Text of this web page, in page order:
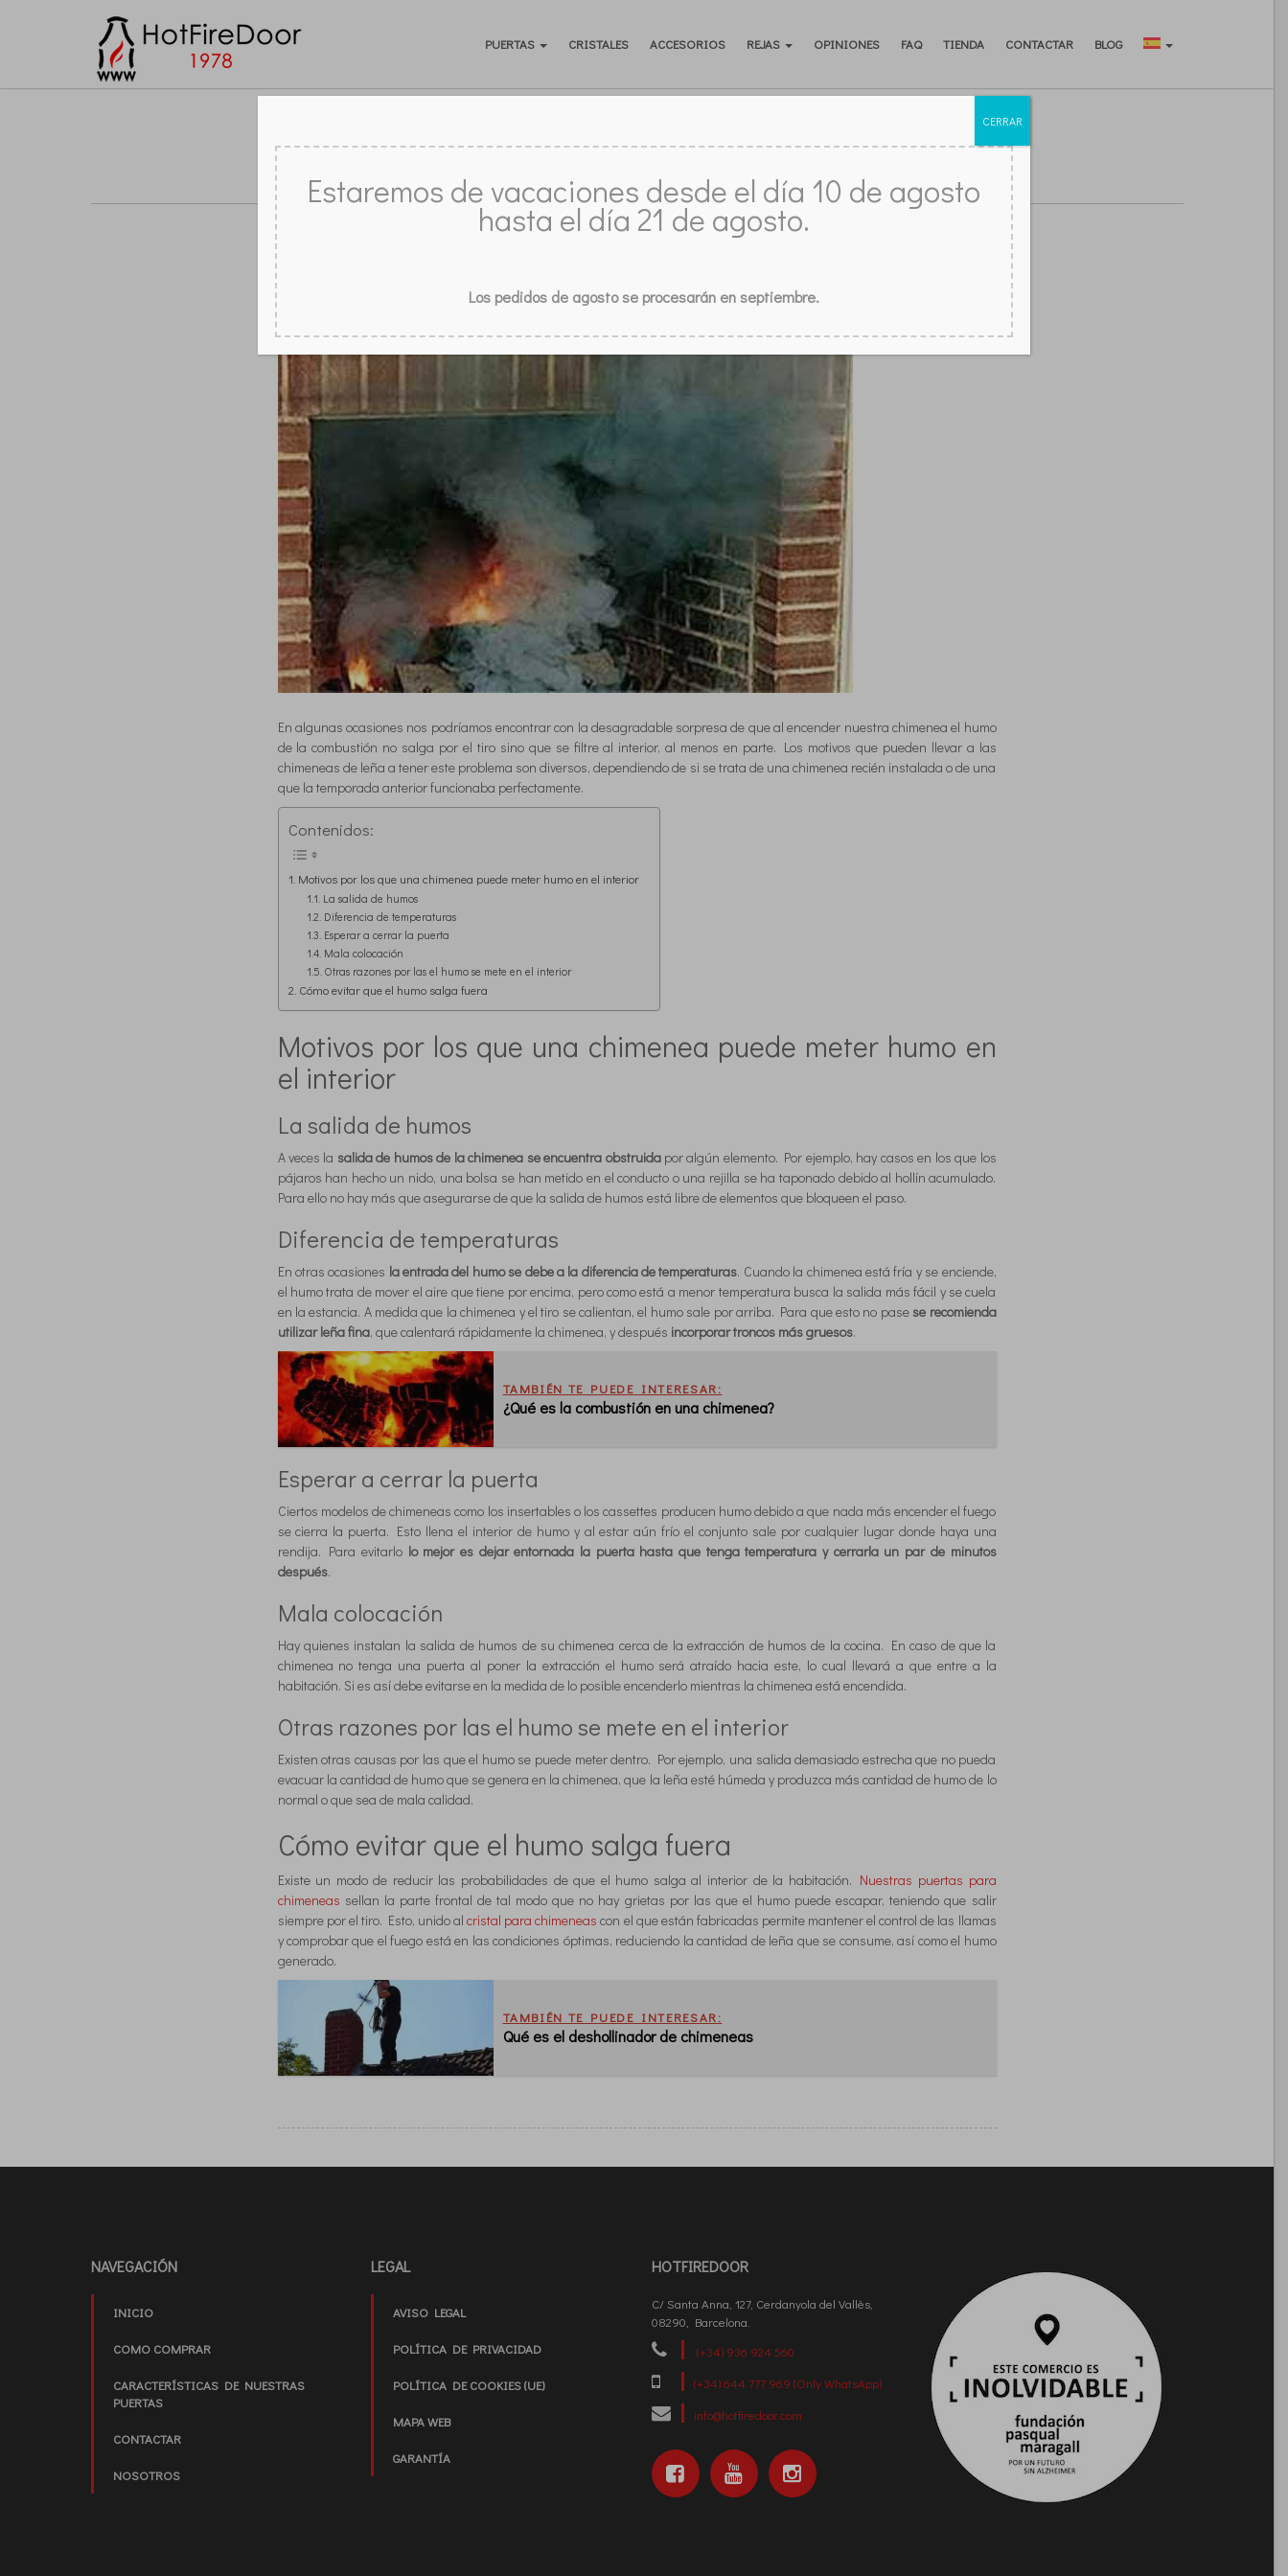
PUERTAS CRISTALES ACCESORIOS REJAS OPINIONES FAQ TIENDA CONTACTAR BLOG
En algunas ocasiones nos podríamos encontrar con la desagradable sorpresa de que al encender nuestra chimenea el humo
de la combustión no salga por el tiro sino que se filtre al interior, al menos en parte. Los motivos que pueden llevar a las
chimeneas de leña a tener este problema son diversos, dependiendo de si se trata de una chimenea recién instalada o de una
que la temporada anterior funcionaba perfectamente.
Contenidos:
Motivos por los que una chimenea puede meter humo en el interior
La salida de humos
Diferencia de temperaturas
Esperar a cerrar la puerta
Mala colocación
Otras razones por las el humo se mete en el interior
Cómo evitar que el humo salga fuera
Motivos por los que una chimenea puede meter humo en
el interior
La salida de humos
A veces la salida de humos de la chimenea se encuentra obstruidapor algún elemento. Por ejemplo, hay casos en los que los
pájaros han hecho un nido, una bolsa se han metido en el conducto o una rejilla se ha taponado debido al hollín acumulado.
Para ello no hay más que asegurarse de que la salida de humos está libre de elementos que bloqueen el paso.
Diferencia de temperaturas
En otras ocasiones la entrada del humo se debe a la diferencia de temperaturas. Cuando la chimenea está fría y se enciende,
el humo trata de mover el aire que tiene por encima, pero como está a menor temperatura busca la salida más fácil y se cuela
en la estancia. A medida que la chimenea y el tiro se calientan, el humo sale por arriba. Para que esto no pase se recomienda
utilizar leña fina, que calentará rápidamente la chimenea, y después incorporar troncos más gruesos.
TAMBIÉN TE PUEDE INTERESAR:
¿Qué es la combustión en una chimenea?
Esperar a cerrar la puerta
Ciertos modelos de chimeneas como los insertables o los cassettes producen humo debido a que nada más encender el fuego
se cierra la puerta. Esto llena el interior de humo y al estar aún frío el conjunto sale por cualquier lugar donde haya una
rendija. Para evitarlo lo mejor es dejar entornada la puerta hasta que tenga temperatura y cerrarla un par de minutos
después.
Mala colocación
Hay quienes instalan la salida de humos de su chimenea cerca de la extracción de humos de la cocina. En caso de que la
chimenea no tenga una puerta al poner la extracción el humo será atraído hacia este, lo cual llevará a que entre a la
habitación. Si es así debe evitarse en la medida de lo posible encenderlo mientras la chimenea está encendida.
Otras razones por las el humo se mete en el interior
Existen otras causas por las que el humo se puede meter dentro. Por ejemplo, una salida demasiado estrecha que no pueda
evacuar la cantidad de humo que se genera en la chimenea, que la leña esté húmeda y produzca más cantidad de humo de lo
normal o que sea de mala calidad.
Cómo evitar que el humo salga fuera
Existe un modo de reducir las probabilidades de que el humo salga al interior de la habitación. Nuestras puertas para
chimeneas sellan la parte frontal de tal modo que no hay grietas por las que el humo puede escapar, teniendo que salir
siempre por el tiro. Esto, unido alcristal para chimeneas con el que están fabricadas permite mantener el control de las llamas
y comprobar que el fuego está en las condiciones óptimas, reduciendo la cantidad de leña que se consume, así como el humo
generado.
TAMBIÉN TE PUEDE INTERESAR:
Qué es el deshollinador de chimeneas
NAVEGACIÓN
INICIO
COMO COMPRAR
CARACTERÍSTICAS DE NUESTRAS
PUERTAS
CONTACTAR
NOSOTROS
LEGAL
AVISO LEGAL
POLÍTICA DE PRIVACIDAD
POLÍTICA DE COOKIES (UE)
MAPA WEB
GARANTÍA
HOTFIREDOOR
C/ Santa Anna, 127, Cerdanyola del Vallès,
08290, Barcelona.
(+34) 936 924 560
(+34) 644 777 969 (Only WhatsApp)
info@hotfiredoor.com
Estaremos de vacaciones desde el día 10 de agosto
hasta el día 21 de agosto.
Los pedidos de agosto se procesarán en septiembre.
CERRAR